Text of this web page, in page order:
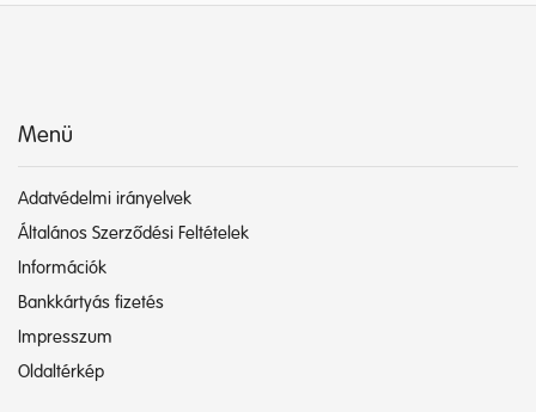
Menü
Adatvédelmi irányelvek
Általános Szerződési Feltételek
Információk
Bankkártyás fizetés
Impresszum
Oldaltérkép